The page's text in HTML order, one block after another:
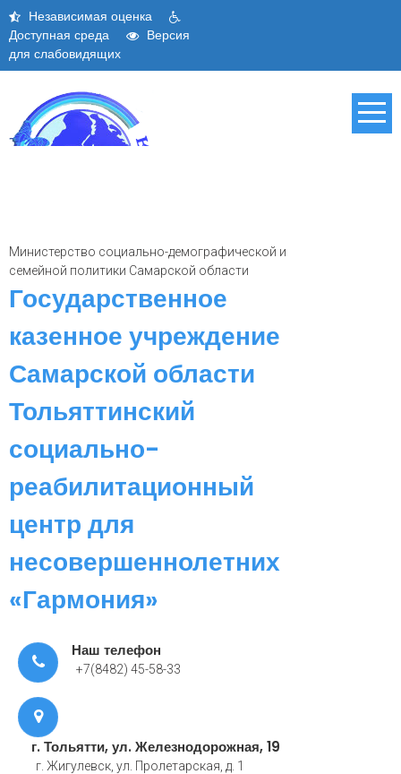
Skip
content
Независимая оценка
Доступная среда
Версия
для слабовидящих
Министерство социально-демографической и
семейной политики Самарской области
Государственное
казенное учреждение
Самарской области
Тольяттинский
социально-
реабилитационный
центр для
несовершеннолетних
«Гармония»
Наш телефон
+7(8482) 45-58-33
г. Тольятти, ул. Железнодорожная, 19
г. Жигулевск, ул. Пролетарская, д. 1